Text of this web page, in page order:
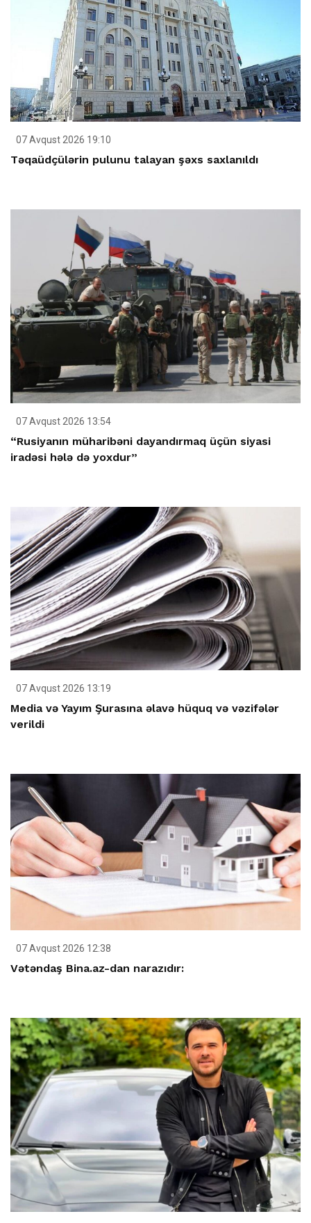
07 Avqust 2026 19:10
Təqaüdçülərin pulunu talayan şəxs saxlanıldı
07 Avqust 2026 13:54
“Rusiyanın müharibəni dayandırmaq üçün siyasi
iradəsi hələ də yoxdur”
07 Avqust 2026 13:19
Media və Yayım Şurasına əlavə hüquq və vəzifələr
verildi
07 Avqust 2026 12:38
Vətəndaş Bina.az-dan narazıdır: